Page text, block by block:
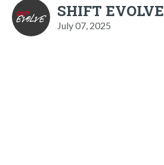
SHIFT EVOLVE
July 07, 2025